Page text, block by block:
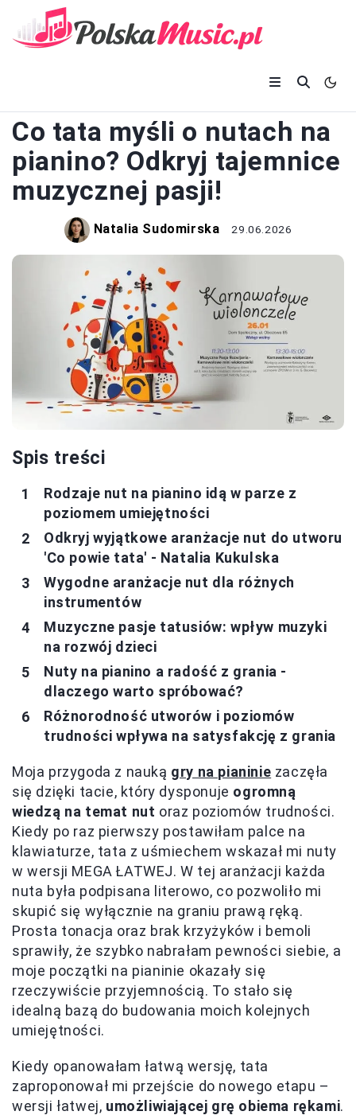
Co tata myśli o nutach na
pianino? Odkryj tajemnice
muzycznej pasji!
Natalia Sudomirska 29.06.2026
Spis treści
Rodzaje nut na pianino idą w parze z
poziomem umiejętności
Odkryj wyjątkowe aranżacje nut do utworu
'Co powie tata' - Natalia Kukulska
Wygodne aranżacje nut dla różnych
instrumentów
Muzyczne pasje tatusiów: wpływ muzyki
na rozwój dzieci
Nuty na pianino a radość z grania -
dlaczego warto spróbować?
Różnorodność utworów i poziomów
trudności wpływa na satysfakcję z grania
Moja przygoda z nauką gry na pianinie zaczęła
się dzięki tacie, który dysponuje ogromną
wiedzą na temat nut oraz poziomów trudności.
Kiedy po raz pierwszy postawiłam palce na
klawiaturze, tata z uśmiechem wskazał mi nuty
w wersji MEGA ŁATWEJ. W tej aranżacji każda
nuta była podpisana literowo, co pozwoliło mi
skupić się wyłącznie na graniu prawą ręką.
Prosta tonacja oraz brak krzyżyków i bemoli
sprawiły, że szybko nabrałam pewności siebie, a
moje początki na pianinie okazały się
rzeczywiście przyjemnością. To stało się
idealną bazą do budowania moich kolejnych
umiejętności.
Kiedy opanowałam łatwą wersję, tata
zaproponował mi przejście do nowego etapu –
wersji łatwej, umożliwiającej grę obiema rękami.